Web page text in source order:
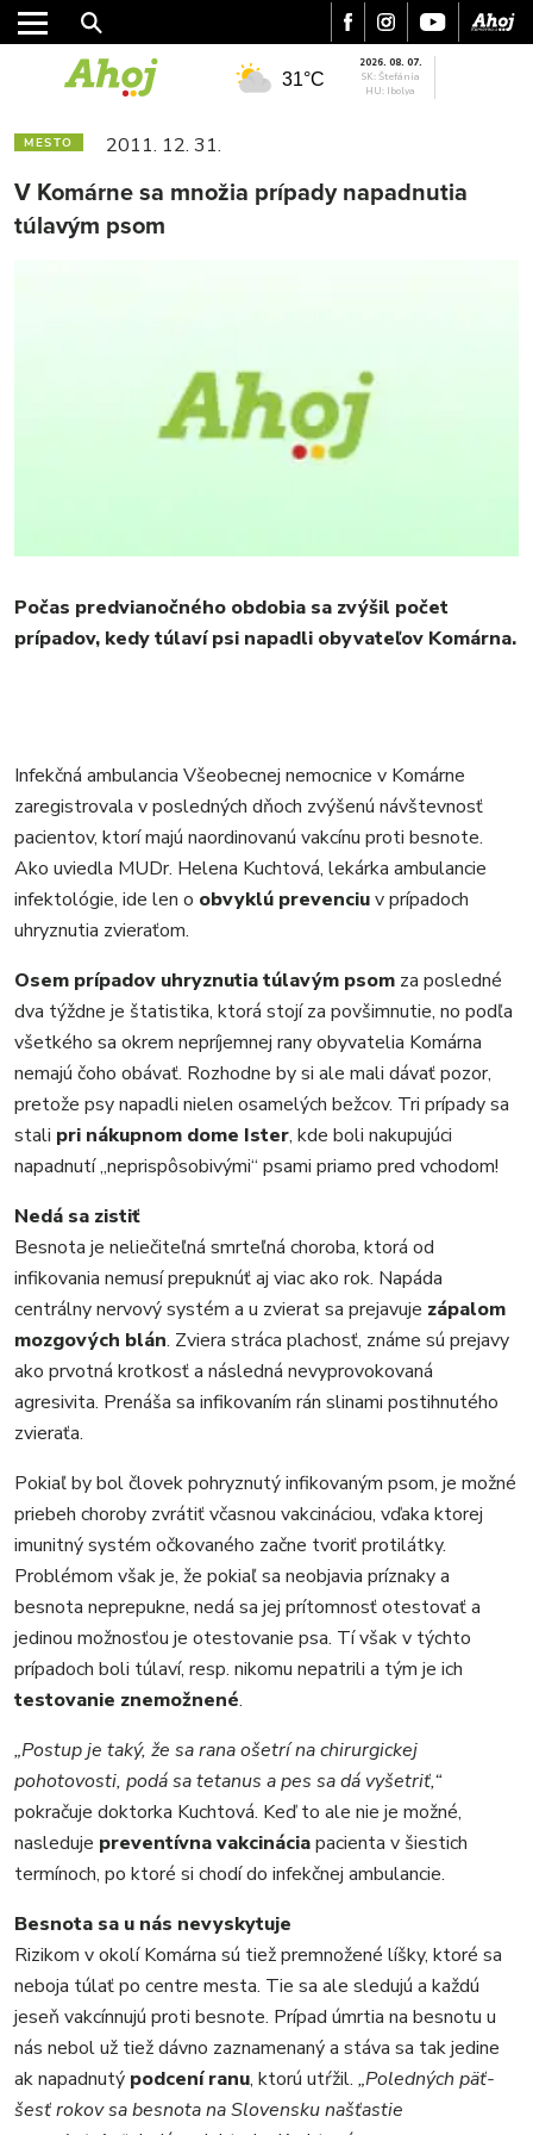
REGIÓN
31°C
2026. 08. 07.
SK: Štefánia
HU: Ibolya
MESTO 2011. 12. 31.
V Komárne sa množia prípady napadnutia
túlavým psom
Počas predvianočného obdobia sa zvýšil počet
prípadov, kedy túlaví psi napadli obyvateľov Komárna.
Infekčná ambulancia Všeobecnej nemocnice v Komárne
zaregistrovala v posledných dňoch zvýšenú návštevnosť
pacientov, ktorí majú naordinovanú vakcínu proti besnote.
Ako uviedla MUDr. Helena Kuchtová, lekárka ambulancie
infektológie, ide len o obvyklú prevenciuv prípadoch
uhryznutia zvieraťom.
Osem prípadov uhryznutia túlavým psom za posledné
dva týždne je štatistika, ktorá stojí za povšimnutie, no podľa
všetkého sa okrem nepríjemnej rany obyvatelia Komárna
nemajú čoho obávať. Rozhodne by si ale mali dávať pozor,
pretože psy napadli nielen osamelých bežcov. Tri prípady sa
stali pri nákupnom dome Ister, kde boli nakupujúci
napadnutí „neprispôsobivými“ psami priamo pred vchodom!
Nedá sa zistiť
Besnota je neliečiteľná smrteľná choroba, ktorá od
infikovania nemusí prepuknúť aj viac ako rok. Napáda
centrálny nervový systém a u zvierat sa prejavuje zápalom
mozgových blán. Zviera stráca plachosť, známe sú prejavy
ako prvotná krotkosť a následná nevyprovokovaná
agresivita. Prenáša sa infikovaním rán slinami postihnutého
zvieraťa.
Pokiaľ by bol človek pohryznutý infikovaným psom, je možné
priebeh choroby zvrátiť včasnou vakcináciou, vďaka ktorej
imunitný systém očkovaného začne tvoriť protilátky.
Problémom však je, že pokiaľ sa neobjavia príznaky a
besnota neprepukne, nedá sa jej prítomnosť otestovať a
jedinou možnosťou je otestovanie psa. Tí však v týchto
prípadoch boli túlaví, resp. nikomu nepatrili a tým je ich
testovanie znemožnené.
„Postup je taký, že sa rana ošetrí na chirurgickej
pohotovosti, podá sa tetanus a pes sa dá vyšetriť,“
pokračuje doktorka Kuchtová. Keď to ale nie je možné,
nasleduje preventívna vakcináciapacienta v šiestich
termínoch, po ktoré si chodí do infekčnej ambulancie.
Besnota sa u nás nevyskytuje
Rizikom v okolí Komárna sú tiež premnožené líšky, ktoré sa
neboja túlať po centre mesta. Tie sa ale sledujú a každú
jeseň vakcínnujú proti besnote. Prípad úmrtia na besnotu u
nás nebol už tiež dávno zaznamenaný a stáva sa tak jedine
ak napadnutý podcení ranu, ktorú utŕžil. „Poledných päť-
šesť rokov sa besnota na Slovensku našťastie